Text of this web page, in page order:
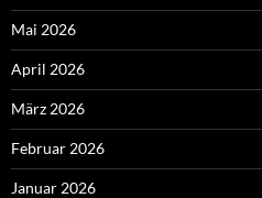
Mai 2026
April 2026
März 2026
Februar 2026
Januar 2026